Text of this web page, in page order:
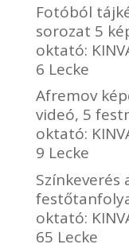
Fotóból
sorozat 5
oktató:
6 Lecke
Afremov
videó, 5
oktató:
9 Lecke
Színkeverés
oktató:
65 Lecke